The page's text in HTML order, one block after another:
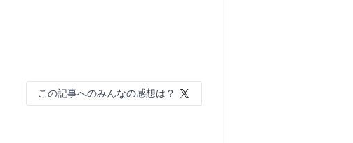
この記事へのみんなの感想は？